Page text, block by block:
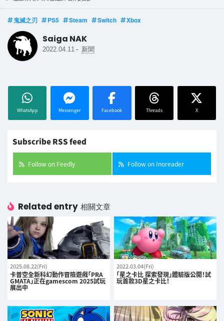
鬼滅之刃 PS5 Steam Switch Xbox
Saiga NAK
2022.04.11 - 新聞
WhatsApp Messenger Facebook Threads X
Subscribe RSS feed
Follow on Feedly Follow on Inoreader
Related entry 相關文章
2025.08.22(Fri)
卡普空全新科幻動作冒險遊戲「PRA
GMATA」正在gamescom 2025試玩
展出中
2022.03.04(Fri)
「星之卡比 探索發現」體驗版公開！試
玩首款3D星之卡比！